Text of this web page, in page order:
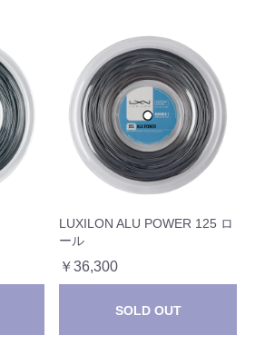
LUXILON ALU POWER 125 ロ
ール
￥36,300
SOLD OUT